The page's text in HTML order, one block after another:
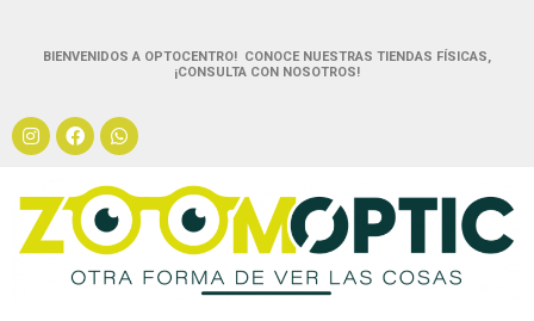
BIENVENIDOS A OPTOCENTRO! CONOCE NUESTRAS TIENDAS FÍSICAS,
¡CONSULTA CON NOSOTROS!